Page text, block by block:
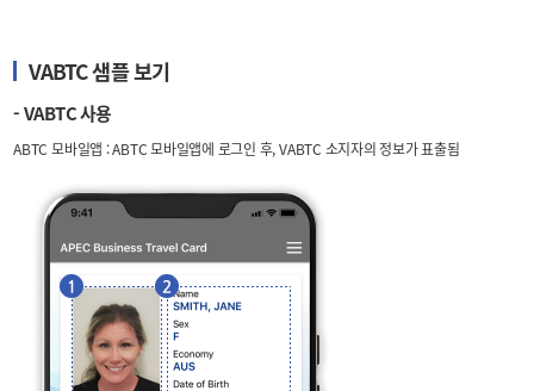
VABTC 샘플 보기
- VABTC 사용
ABTC 모바일앱 : ABTC 모바일앱에 로그인 후, VABTC 소지자의 정보가 표출됨